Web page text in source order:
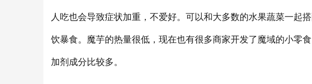
人吃也会导致症状加重，不爱好。可以和大多数的水果蔬菜一起
饮暴食。魔芋的热量很低，现在也有很多商家开发了魔域的小零
加剂成分比较多。